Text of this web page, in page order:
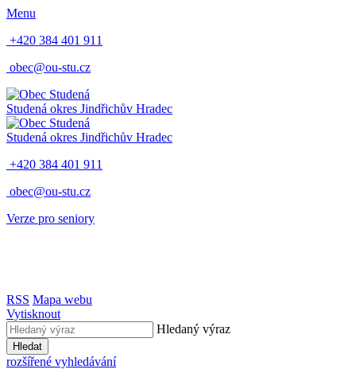
Menu
+420 384 401 911
obec@ou-stu.cz
Studená okres Jindřichův Hradec
Studená okres Jindřichův Hradec
+420 384 401 911
obec@ou-stu.cz
Verze pro seniory
RSS Mapa webu
Vytisknout
Hledaný výraz
Hledat
rozšířené vyhledávání